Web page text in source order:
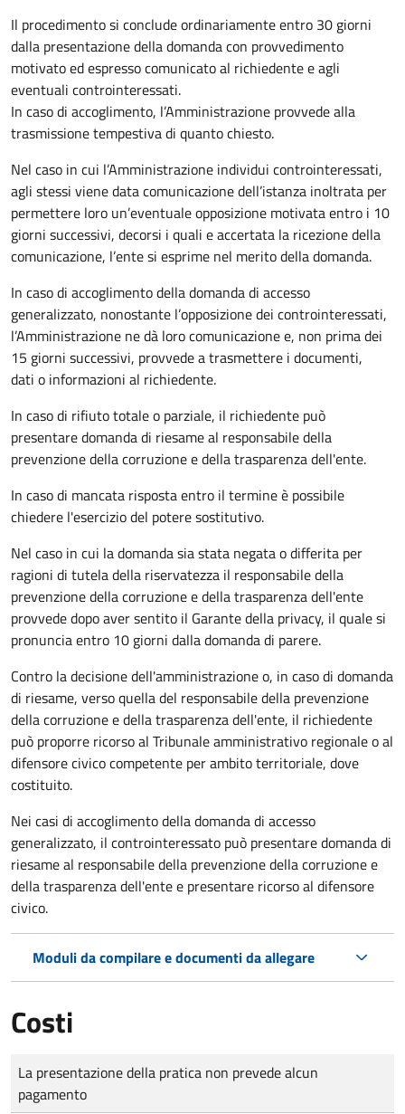
Il procedimento si conclude ordinariamente entro 30 giorni
dalla presentazione della domanda con provvedimento
motivato ed espresso comunicato al richiedente e agli
eventuali controinteressati.
In caso di accoglimento, l’Amministrazione provvede alla
trasmissione tempestiva di quanto chiesto.
Nel caso in cui l’Amministrazione individui controinteressati,
agli stessi viene data comunicazione dell’istanza inoltrata per
permettere loro un’eventuale opposizione motivata entro i 10
giorni successivi, decorsi i quali e accertata la ricezione della
comunicazione, l’ente si esprime nel merito della domanda.
In caso di accoglimento della domanda di accesso
generalizzato, nonostante l’opposizione dei controinteressati,
l’Amministrazione ne dà loro comunicazione e, non prima dei
15 giorni successivi, provvede a trasmettere i documenti,
dati o informazioni al richiedente.
In caso di rifiuto totale o parziale, il richiedente può
presentare domanda di riesame al responsabile della
prevenzione della corruzione e della trasparenza dell'ente.
In caso di mancata risposta entro il termine è possibile
chiedere l'esercizio del potere sostitutivo.
Nel caso in cui la domanda sia stata negata o differita per
ragioni di tutela della riservatezza il responsabile della
prevenzione della corruzione e della trasparenza dell'ente
provvede dopo aver sentito il Garante della privacy, il quale si
pronuncia entro 10 giorni dalla domanda di parere.
Contro la decisione dell'amministrazione o, in caso di domanda
di riesame, verso quella del responsabile della prevenzione
della corruzione e della trasparenza dell'ente, il richiedente
può proporre ricorso al Tribunale amministrativo regionale o al
difensore civico competente per ambito territoriale, dove
costituito.
Nei casi di accoglimento della domanda di accesso
generalizzato, il controinteressato può presentare domanda di
riesame al responsabile della prevenzione della corruzione e
della trasparenza dell'ente e presentare ricorso al difensore
civico.
Moduli da compilare e documenti da allegare
Costi
Tipo di pagamento
Importo
La presentazione della pratica non prevede alcun
pagamento